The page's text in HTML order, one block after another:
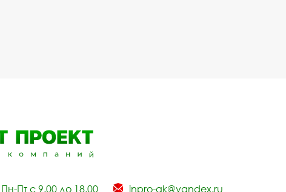
Пн-Пт с 9.00 до 18.00 inpro-gk@yandex.ru